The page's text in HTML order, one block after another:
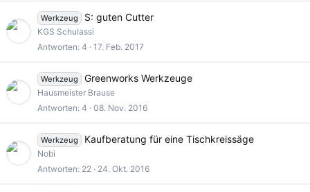
Werkzeug S: guten Cutter
KGS Schulassi
Antworten 4 17. Feb. 2017
Werkzeug Greenworks Werkzeuge
Hausmeister Brause
Antworten 4 08. Nov. 2016
Werkzeug Kaufberatung für eine Tischkreissäge
Nobi
Antworten 22 24. Okt. 2016